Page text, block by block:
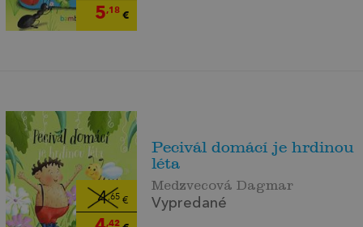
5,18€
4,65€
,42
Pecivál domácí je hrdinou
léta
Medzvecová Dagmar
Vypredané